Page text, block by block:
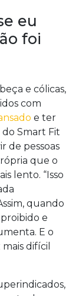
eu
foi
e cólicas,
com
e ter
Smart Fit
de pessoas
que o
lento. “Isso
quando
e
E o
difícil